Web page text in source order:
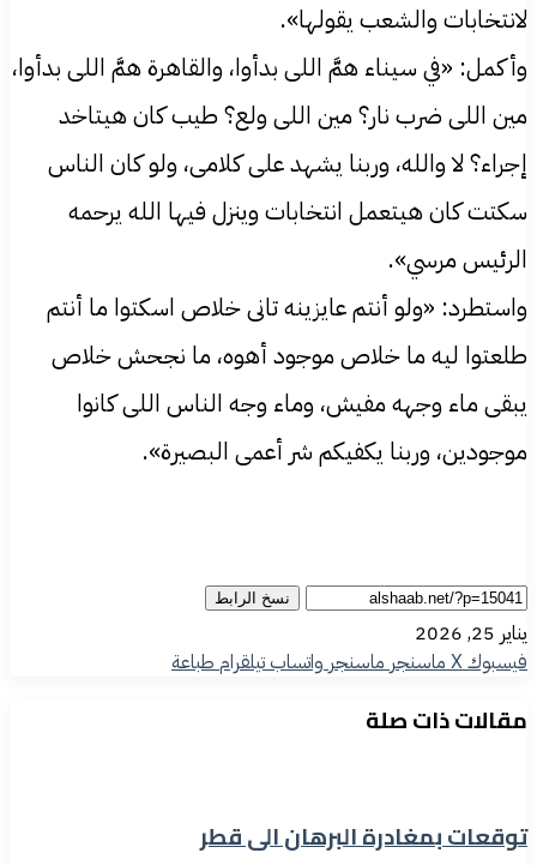
لانتخابات والشعب يقولها».
وأكمل: «في سيناء همَّ اللى بدأوا، والقاهرة همَّ اللى بدأوا،
مين اللى ضرب نار؟ مين اللى ولع؟ طيب كان هيتاخد
إجراء؟ لا والله، وربنا يشهد على كلامى، ولو كان الناس
سكتت كان هيتعمل انتخابات وينزل فيها الله يرحمه
الرئيس مرسي».
واستطرد: «ولو أنتم عايزينه تانى خلاص اسكتوا ما أنتم
طلعتوا ليه ما خلاص موجود أهوه، ما نجحش خلاص
يبقى ماء وجهه مفيش، وماء وجه الناس اللى كانوا
موجودين، وربنا يكفيكم شر أعمى البصيرة».
نسخ الرابط
يناير 25, 2026
فيسبوك‫Xماسنجر ماسنجر واتسابتيلقرامطباعة
مقالات ذات صلة
توقعات بمغادرة البرهان الى قطر